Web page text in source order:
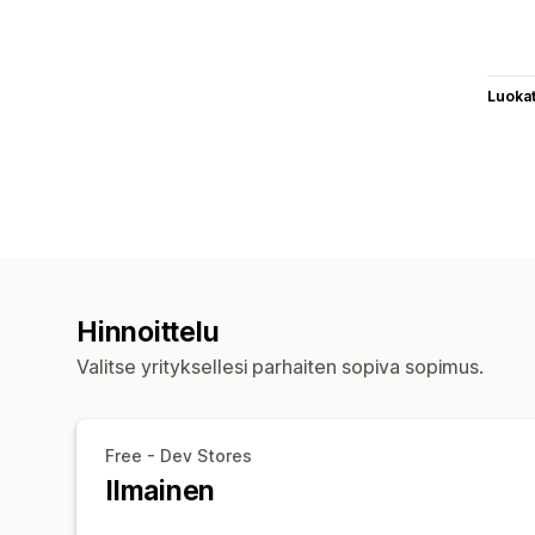
Luokat
Hinnoittelu
Valitse yrityksellesi parhaiten sopiva sopimus.
Free - Dev Stores
Ilmainen